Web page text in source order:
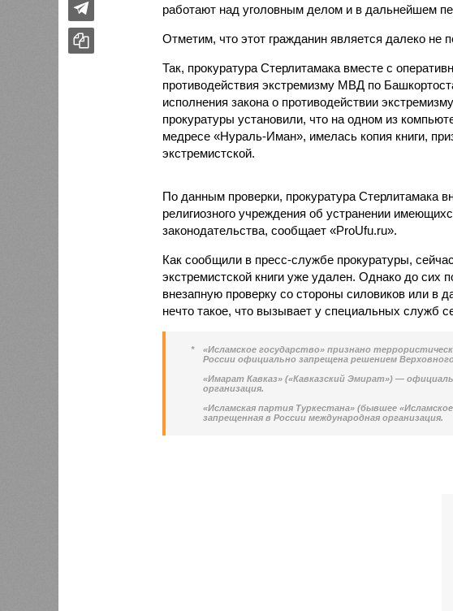
работают над уголовным делом и в дальнейшем
Отметим, что этот гражданин является далеко не
Так, прокуратура Стерлитамака вместе с
противодействия экстремизму МВД по
исполнения закона о противодействии экстремизму
прокуратуры установили, что на одном из
медресе «Нураль-Иман», имелась копия книги,
экстремистской.
По данным проверки, прокуратура Стерлитамака
религиозного учреждения об устранении
законодательства, сообщает «ProUfu.ru».
Как сообщили в пресс-службе прокуратуры,
экстремистской книги уже удален. Однако до сих
внезапную проверку со стороны силовиков или в
нечто такое, что вызывает у специальных служб
*
«Исламское государство» признано
России официально запрещена решением
«Имарат Кавказ» («Кавказский Эмират») —
организация.
«Исламская партия Туркестана» (бывшее
запрещенная в России международная организация.